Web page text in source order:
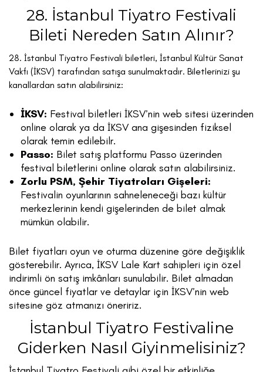
28. İstanbul Tiyatro Festivali
Bileti Nereden Satın Alınır?
28. İstanbul Tiyatro Festivali biletleri, İstanbul Kültür Sanat
Vakfı (İKSV) tarafından satışa sunulmaktadır. Biletlerinizi şu
kanallardan satın alabilirsiniz:
İKSV: Festival biletleri İKSV’nin web sitesi üzerinden
online olarak ya da İKSV ana gişesinden fiziksel
olarak temin edilebilr.
Passo: Bilet satış platformu Passo üzerinden
festival biletlerini online olarak satın alabilirsiniz.
Zorlu PSM, Şehir Tiyatroları Gişeleri:
Festivalin oyunlarının sahneleneceği bazı kültür
merkezlerinin kendi gişelerinden de bilet almak
mümkün olabilir.
Bilet fiyatları oyun ve oturma düzenine göre değişiklik
gösterebilir. Ayrıca, İKSV Lale Kart sahipleri için özel
indirimli ön satış imkânları sunulabilir. Bilet almadan
önce güncel fiyatlar ve detaylar için İKSV’nin web
sitesine göz atmanızı öneririz.
İstanbul Tiyatro Festivaline
Giderken Nasıl Giyinmelisiniz?